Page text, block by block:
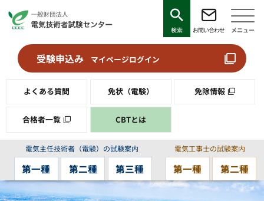
検索 お問い合わせ メニュー
よくある質問 免状（電験） 免除情報
合格者一覧 CBTとは
受験申込み マイページログイン
電気主任技術者（電験）の試験案内
第一種 第二種 第三種
電気工事士の試験案内
第一種 第二種